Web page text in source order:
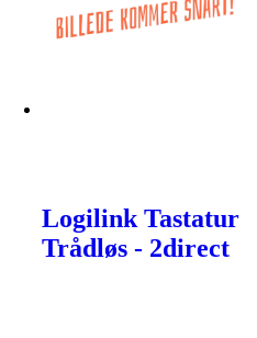
Logilink Tastatur
Trådløs - 2direct